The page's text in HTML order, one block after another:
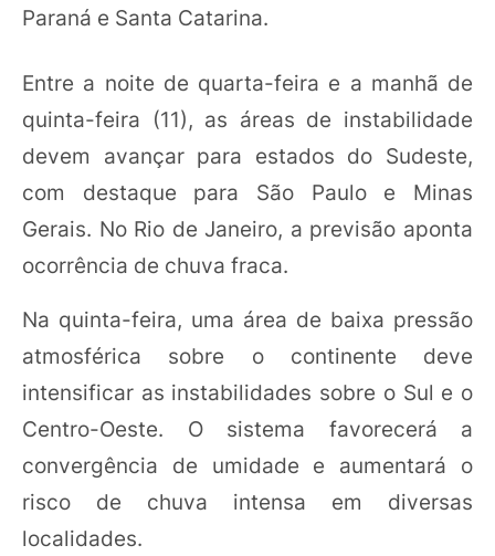
Paraná e Santa Catarina.
Entre a noite de quarta-feira e a manhã de
quinta-feira (11), as áreas de instabilidade
devem avançar para estados do Sudeste,
com destaque para São Paulo e Minas
Gerais. No Rio de Janeiro, a previsão aponta
ocorrência de chuva fraca.
Na quinta-feira, uma área de baixa pressão
atmosférica sobre o continente deve
intensificar as instabilidades sobre o Sul e o
Centro-Oeste. O sistema favorecerá a
convergência de umidade e aumentará o
risco de chuva intensa em diversas
localidades.